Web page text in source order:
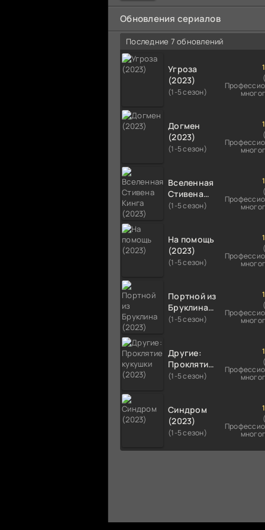
намного
Обновления сериалов
Последние 7 обновлений
Угроза
(2023)
(1-5 сезон)
Догмен
(2023)
(1-5 сезон)
Вселенная
Стивена
Кинга
(1-5 сезон)
На помощь
(2023)
(1-5 сезон)
Портной из
Бруклина
(2023)
(1-5 сезон)
Другие:
Проклятие
кукушки
(1-5 сезон)
Синдром
(2023)
(1-5 сезон)